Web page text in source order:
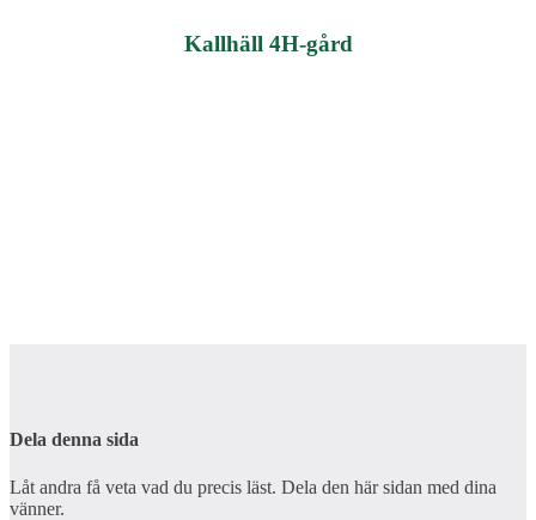
Kallhäll 4H-gård
Dela denna sida
Låt andra få veta vad du precis läst. Dela den här sidan med dina
vänner.